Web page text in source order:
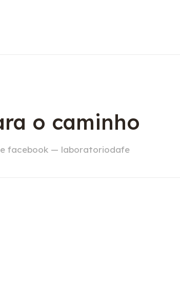
o caminho
e facebook — laboratoriodafe